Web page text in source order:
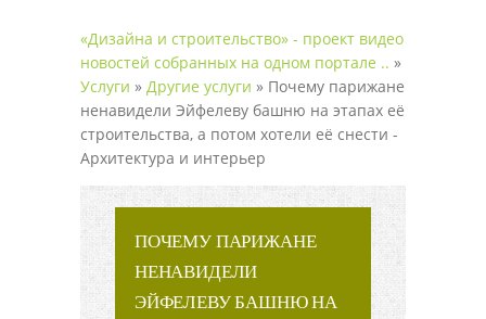
«Дизайна и строительство» - проект видео
новостей собранных на одном портале .. »
Услуги » Другие услуги » Почему парижане
ненавидели Эйфелеву башню на этапах её
строительства, а потом хотели её снести -
Архитектура и интерьер
ПОЧЕМУ ПАРИЖАНЕ
НЕНАВИДЕЛИ
ЭЙФЕЛЕВУ БАШНЮ НА